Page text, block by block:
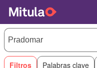
Filtros Palabras clave